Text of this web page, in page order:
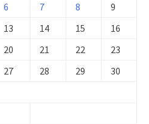
6 7 8
9
13 14 15
16
20 21 22
23
27 28 29
30